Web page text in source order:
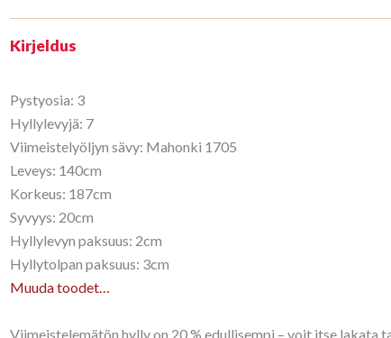
Kirjeldus
Pystyosia: 3
Hyllylevyjä: 7
Viimeistelyöljyn sävy: Mahonki 1705
Leveys: 140cm
Korkeus: 187cm
Syvyys: 20cm
Hyllylevyn paksuus: 2cm
Hyllytolpan paksuus: 3cm
Muuda toodet…
Viimeistelemätön hylly on 20 % edullisempi – voit itse lakata